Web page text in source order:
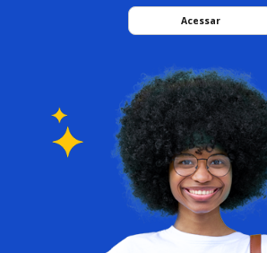
Acessar